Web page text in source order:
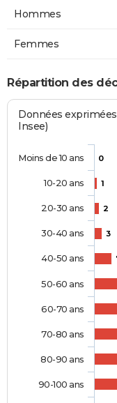
Hommes
Femmes
Répartition des
Données
Insee)
0
1
2
3
Moins de 10 ans
10-20 ans
20-30 ans
30-40 ans
40-50 ans
50-60 ans
60-70 ans
70-80 ans
80-90 ans
90-100 ans